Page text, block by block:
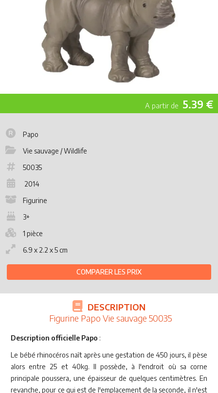
5.39 €
Papo
Vie sauvage / Wildlife
50035
2014
Figurine
3+
1 pièce
6.9 x 2.2 x 5 cm
COMPARER LES PRIX
DESCRIPTION
Figurine Papo Vie sauvage 50035
Description officielle Papo :
Le bébé rhinocéros naît après une gestation de 450 jours, il pèse
alors entre 25 et 40kg. Il possède, à l'endroit où sa corne
principale poussera, une épaisseur de quelques centimètres. En
revanche, pour ce qui est de l'emplacement de la seconde, il n'est